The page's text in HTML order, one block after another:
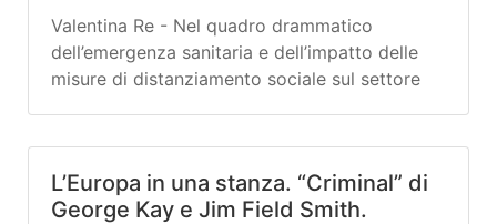
Valentina Re - Nel quadro drammatico
dell’emergenza sanitaria e dell’impatto delle
misure di distanziamento sociale sul settore
europeo DETECt—Detecting Transcultural
Identity in European Popular Crime Narratives.
L’Europa in una stanza. “Criminal” di
George Kay e Jim Field Smith.